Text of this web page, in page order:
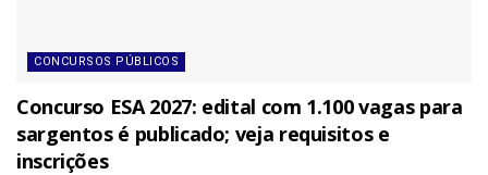
CONCURSOS PÚBLICOS
Concurso ESA 2027: edital com 1.100 vagas para
sargentos é publicado; veja requisitos e
inscrições